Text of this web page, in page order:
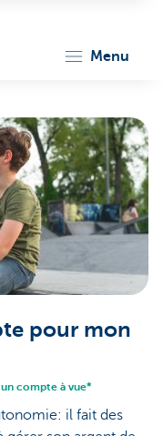
menu
pour mon
un compte à vue*
il fait des